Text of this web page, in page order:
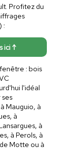
Profitez du
:
ici ↑
: bois
l'idéal
Mauguio, à
à
à
à Perols, à
Motte ou à